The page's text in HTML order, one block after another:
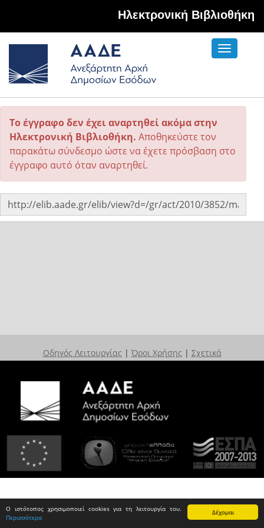
Δέχομαι
Ο ιστότοπος χρησιμοποιεί cookies για τη λειτουργία του.
Περισσότερα
Hλεκτρονική Βιβλιοθήκη
Toggle
Το έγγραφο δεν έχει αναρτηθεί ακόμα στην
Ηλεκτρονική Βιβλιοθήκη. Αποθηκεύστε τον
παρακάτω σύνδεσμο ώστε να έχετε πρόσβαση στο
έγγραφο αυτό όταν αναρτηθεί.
Οδηγός Λειτουργίας | Όροι Χρήσης | Σχετικά